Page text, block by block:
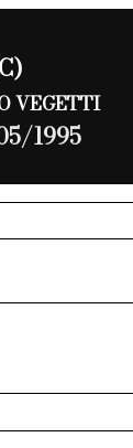
VEGETTI
1995